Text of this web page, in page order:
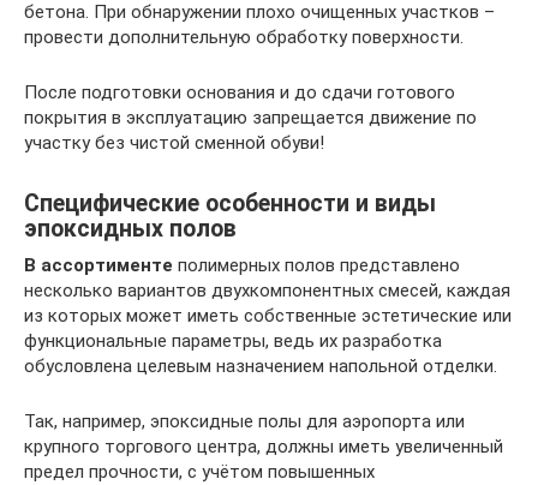
бетона. При обнаружении плохо очищенных участков –
провести дополнительную обработку поверхности.
После подготовки основания и до сдачи готового
покрытия в эксплуатацию запрещается движение по
участку без чистой сменной обуви!
Специфические особенности и виды
эпоксидных полов
В ассортименте полимерных полов представлено
несколько вариантов двухкомпонентных смесей, каждая
из которых может иметь собственные эстетические или
функциональные параметры, ведь их разработка
обусловлена целевым назначением напольной отделки.
Так, например, эпоксидные полы для аэропорта или
крупного торгового центра, должны иметь увеличенный
предел прочности, с учётом повышенных